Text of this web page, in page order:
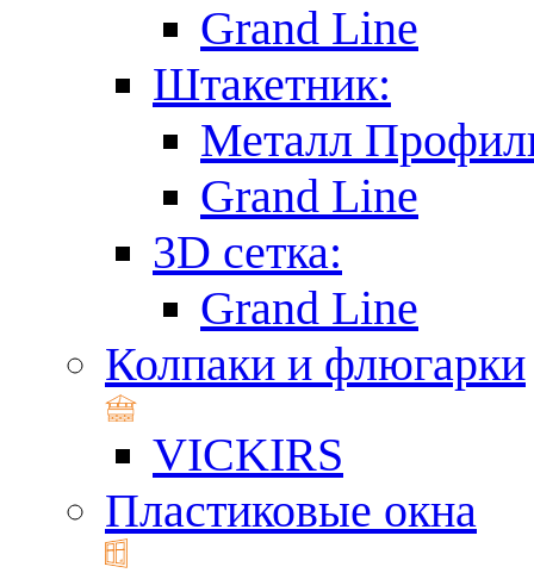
Grand Line
Штакетник:
Металл
Grand Line
3D сетка:
Grand Line
Колпаки и флюгарки
VICKIRS
Пластиковые окна